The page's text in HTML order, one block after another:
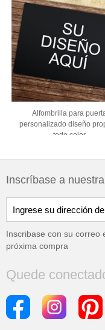
Alfombrilla para
personalizado diseño
todo color
Inscríbase a
Inscribase con su correo
próxima compra
Quede